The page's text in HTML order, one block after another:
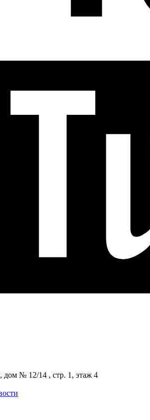
дом № 12/14 , стр. 1, этаж 4